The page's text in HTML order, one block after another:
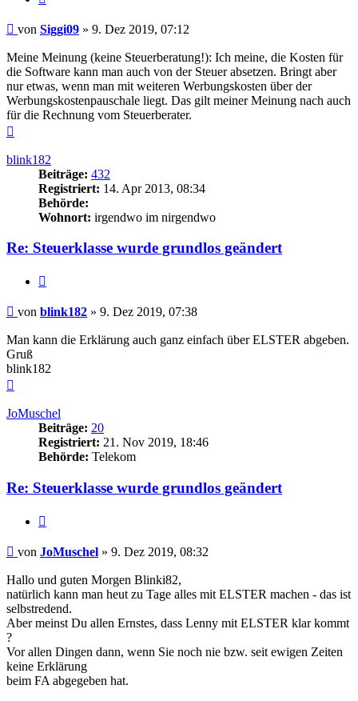
Beitrag
von Siggi09 » 9. Dez 2019, 07:12
Meine Meinung (keine Steuerberatung!): Ich meine, die Kosten für
die Software kann man auch von der Steuer absetzen. Bringt aber
nur etwas, wenn man mit weiteren Werbungskosten über der
Werbungskostenpauschale liegt. Das gilt meiner Meinung nach auch
für die Rechnung vom Steuerberater.
blink182
Beiträge: 432
Registriert: 14. Apr 2013, 08:34
Behörde:
Wohnort: irgendwo im nirgendwo
Re: Steuerklasse wurde grundlos geändert
Beitrag
von blink182 » 9. Dez 2019, 07:38
Man kann die Erklärung auch ganz einfach über ELSTER abgeben.
Gruß
blink182
JoMuschel
Beiträge: 20
Registriert: 21. Nov 2019, 18:46
Behörde: Telekom
Re: Steuerklasse wurde grundlos geändert
Beitrag
von JoMuschel » 9. Dez 2019, 08:32
Hallo und guten Morgen Blinki82,
natürlich kann man heut zu Tage alles mit ELSTER machen - das ist
selbstredend.
Aber meinst Du allen Ernstes, dass Lenny mit ELSTER klar kommt
?
Vor allen Dingen dann, wenn Sie noch nie bzw. seit ewigen Zeiten
keine Erklärung
beim FA abgegeben hat.